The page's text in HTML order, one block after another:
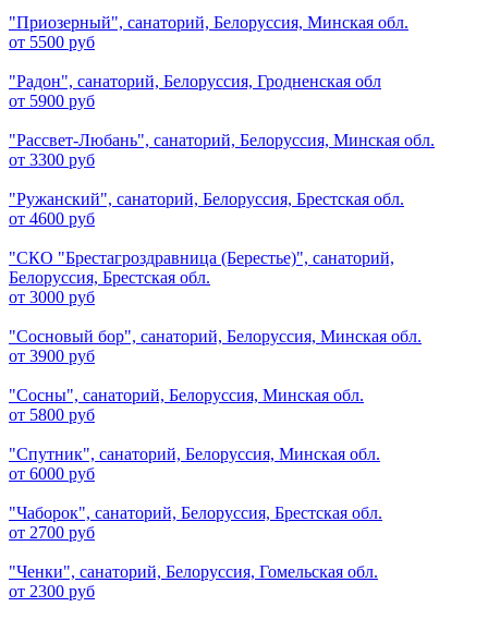
"Приозерный", санаторий, Белоруссия, Минская обл.
от 5500 руб
"Радон", санаторий, Белоруссия, Гродненская обл
от 5900 руб
"Рассвет-Любань", санаторий, Белоруссия, Минская обл.
от 3300 руб
"Ружанский", санаторий, Белоруссия, Брестская обл.
от 4600 руб
"СКО "Брестагроздравница (Берестье)", санаторий,
Белоруссия, Брестская обл.
от 3000 руб
"Сосновый бор", санаторий, Белоруссия, Минская обл.
от 3900 руб
"Сосны", санаторий, Белоруссия, Минская обл.
от 5800 руб
"Спутник", санаторий, Белоруссия, Минская обл.
от 6000 руб
"Чаборок", санаторий, Белоруссия, Брестская обл.
от 2700 руб
"Ченки", санаторий, Белоруссия, Гомельская обл.
от 2300 руб